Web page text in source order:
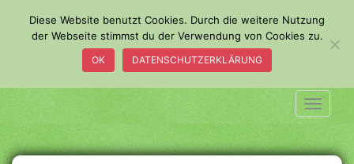
m
a
i
Diese Website benutzt Cookies. Durch die weitere Nutzung
der Webseite stimmst du der Verwendung von Cookies zu.
OK DATENSCHUTZERKLÄRUNG